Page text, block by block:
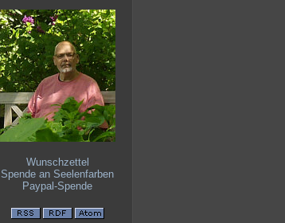
Wunschzettel
Spende an Seelenfarben
Paypal-Spende